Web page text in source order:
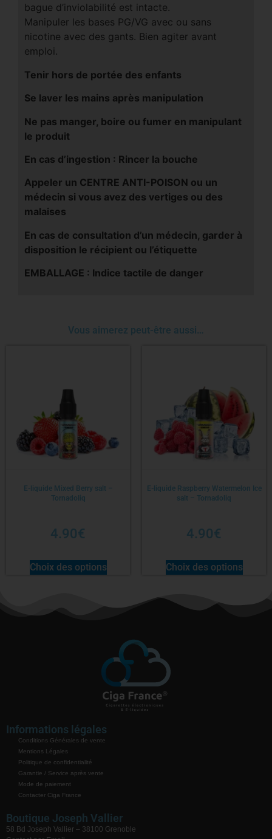
bague d’inviolabilité est intacte.
Manipuler les bases PG/VG avec ou sans
nicotine avec des gants. Bien agiter avant
emploi.
Tenir hors de portée des enfants
Se laver les mains après manipulation
Ne pas manger, boire ou fumer en manipulant
le produit
En cas d’ingestion : Rincer la bouche
Appeler un CENTRE ANTI-POISON ou un
médecin si vous avez des vertiges ou des
malaises
En cas de consultation d’un médecin, garder à
disposition le récipient ou l’étiquette
EMBALLAGE : Indice tactile de danger
Vous aimerez peut-être aussi…
E-liquide Mixed Berry salt –
Tornadoliq
4.90€
Choix des options
E-liquide Raspberry Watermelon Ice
salt – Tornadoliq
4.90€
Choix des options
Informations légales
Conditions Générales de vente
Mentions Légales
Politique de confidentialité
Garantie / Service après vente
Mode de paiement
Contacter Ciga France
Boutique Joseph Vallier
58 Bd Joseph Vallier – 38100 Grenoble